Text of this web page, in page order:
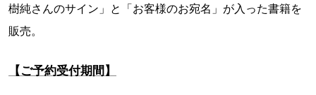
樹純さんのサイン」と「お客様のお宛名」が入った書籍を
販売。
【ご予約受付期間】